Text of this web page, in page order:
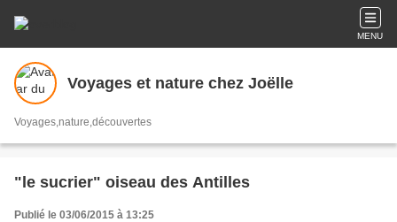
MENU
Voyages et nature chez Joëlle
Voyages,nature,découvertes
"le sucrier" oiseau des Antilles
Publié le 03/06/2015 à 13:25